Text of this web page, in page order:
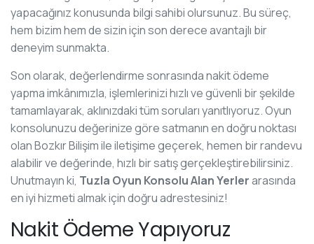
yapacağınız konusunda bilgi sahibi olursunuz. Bu süreç,
hem bizim hem de sizin için son derece avantajlı bir
deneyim sunmakta.
Son olarak, değerlendirme sonrasında nakit ödeme
yapma imkânımızla, işlemlerinizi hızlı ve güvenli bir şekilde
tamamlayarak, aklınızdaki tüm soruları yanıtlıyoruz. Oyun
konsolunuzu değerinize göre satmanın en doğru noktası
olan Bozkır Bilişim ile iletişime geçerek, hemen bir randevu
alabilir ve değerinde, hızlı bir satış gerçekleştirebilirsiniz.
Unutmayın ki, Tuzla Oyun Konsolu Alan Yerlerarasında
en iyi hizmeti almak için doğru adrestesiniz!
Nakit Ödeme Yapıyoruz